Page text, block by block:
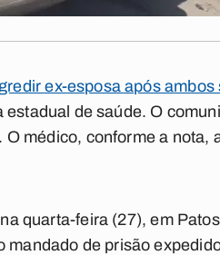
ex-esposa após ambos
de saúde. O
médico, conforme a nota,
quarta-feira (27), em
de prisão